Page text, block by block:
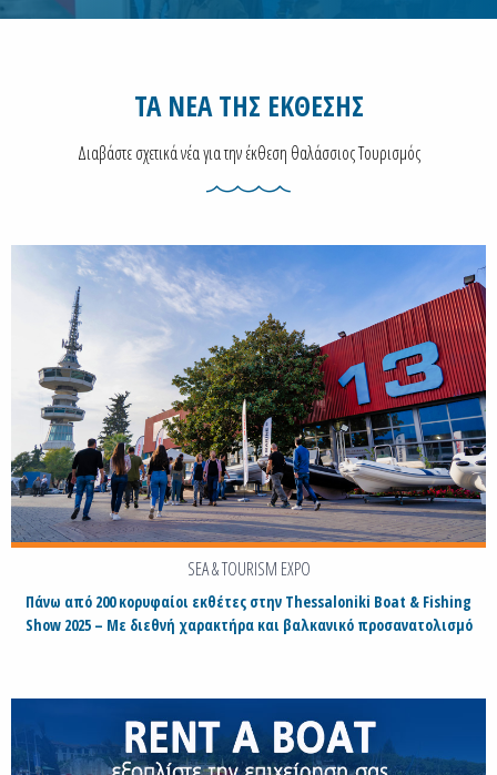
ΤΑ ΝΕΑ ΤΗΣ ΕΚΘΕΣΗΣ
Διαβάστε σχετικά νέα για την έκθεση θαλάσσιος Τουρισμός
SEA & TOURISM EXPO
Πάνω από 200 κορυφαίοι εκθέτες στην Thessaloniki Boat & Fishing
Show 2025 – Με διεθνή χαρακτήρα και βαλκανικό προσανατολισμό